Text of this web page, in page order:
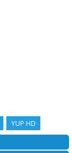
YUP HD